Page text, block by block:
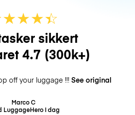
★★★☆
★
sikkert
4.7 (300k+)
off your luggage !!! See original
Marco C
LuggageHero I dag